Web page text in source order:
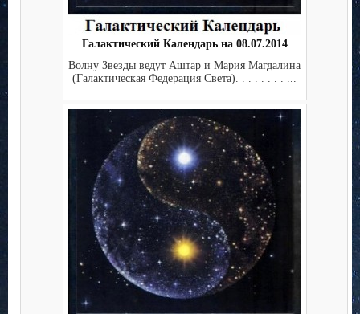
Галактический Календарь на 08.07.2014
Волну Звезды ведут Аштар и Мария Магдалина
(Галактическая Федерация Света). . . . . . . . ...